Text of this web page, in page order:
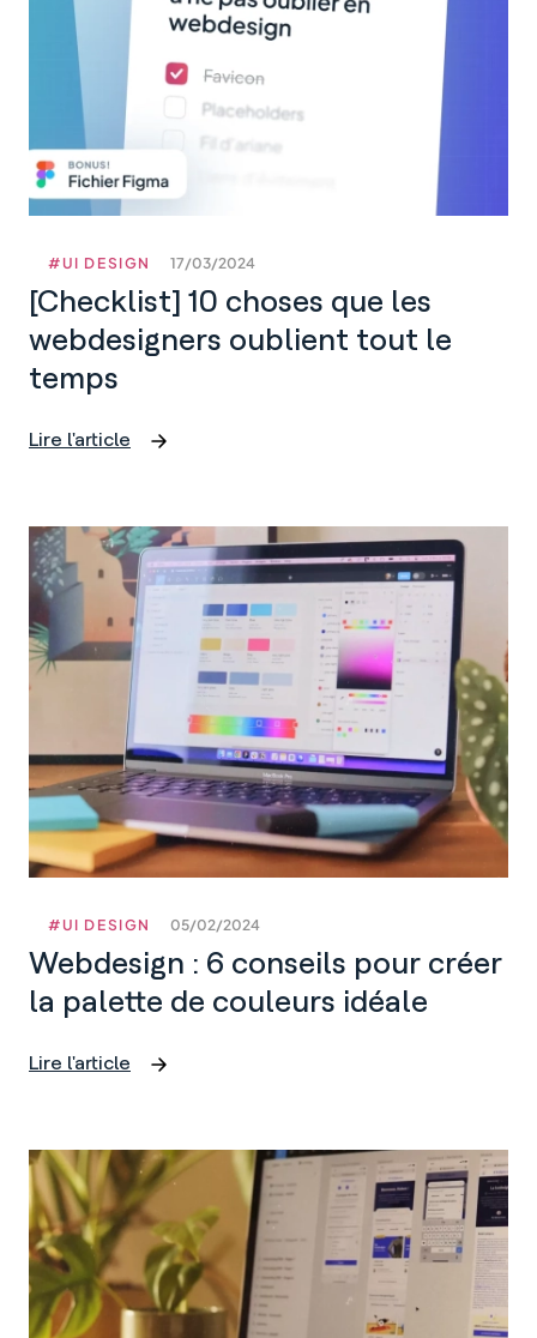
clients
#UI DESIGN 17/03/2024
[Checklist] 10 choses que les
webdesigners oublient tout le
temps
Lire l'article
[Checklist]
que
les
webdesigners
oublient
tout
le
temps
#UI DESIGN 05/02/2024
Webdesign : 6 conseils pour créer
la palette de couleurs idéale
Lire l'article
Webdesign
conseils
pour
créer
la
palette
de
couleurs
idéale